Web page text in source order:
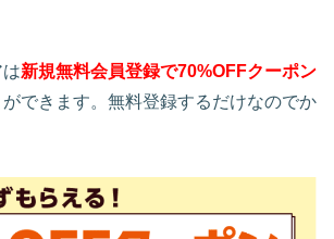
新規無料会員登録で70%OFFクーポン
できます。無料登録するだけなのでか